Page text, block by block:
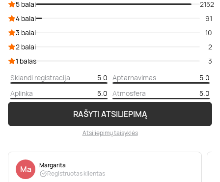
RAŠYTI ATSILIEPIMĄ
Atsiliepimų taisyklės
5 balai
2152
4 balai
91
3 balai
10
2 balai
2
1 balas
3
Sklandi registracija
5.0 Aptarnavimas
5.0
Aplinka
5.0 Atmosfera 5.0
Ma
Margarita
Registruotas klientas